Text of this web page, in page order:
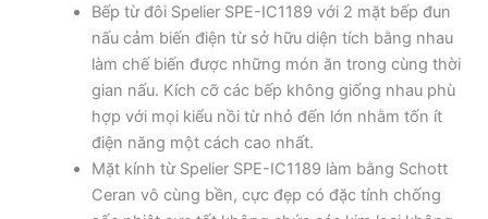
Bếp từ đôi Spelier SPE-IC1189 với 2 mặt bếp đun
nấu cảm biến điện từ sở hữu diện tích bằng nhau
làm chế biến được những món ăn trong cùng thời
gian nấu. Kích cỡ các bếp không giống nhau phù
hợp với mọi kiểu nồi từ nhỏ đến lớn nhằm tốn ít
điện năng một cách cao nhất.
Mặt kính từ Spelier SPE-IC1189 làm bằng Schott
Ceran vô cùng bền, cực đẹp có đặc tính chống